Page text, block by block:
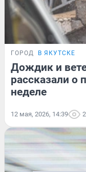
ГОРОД В ЯКУТСКЕ
Дождик и
рассказали о
неделе
12 мая, 2026, 14:39